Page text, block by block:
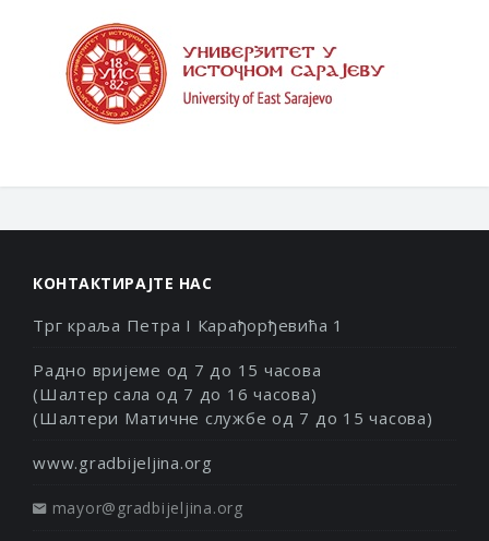
КОНТАКТИРАЈТЕ НАС
Трг краља Петра I Карађорђевића 1
Радно вријеме од 7 до 15 часова
(Шалтер сала од 7 до 16 часова)
(Шалтери Матичне службе од 7 до 15 часова)
www.gradbijeljina.org
mayor@gradbijeljina.org